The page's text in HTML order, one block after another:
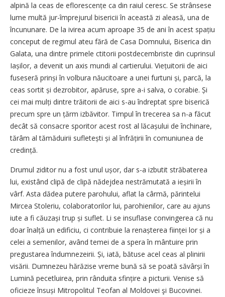
alpină la ceas de eflorescențe ca din raiul ceresc. Se strânsese
lume multă jur-împrejurul bisericii în această zi aleasă, una de
încununare. De la ivirea acum aproape 35 de ani în acest spațiu
conceput de regimul ateu fără de Casa Domnului, Biserica din
Galata, una dintre primele ctitorii postdecembriste din cuprinsul
Iașilor, a devenit un axis mundi al cartierului. Viețuitorii de aici
fuseseră prinși în volbura năucitoare a unei furtuni și, parcă, la
ceas sortit și dezrobitor, apăruse, spre a-i salva, o corabie. Și
cei mai mulți dintre trăitorii de aici s-au îndreptat spre biserică
precum spre un țărm izbăvitor. Timpul în trecerea sa n-a făcut
decât să consacre sporitor acest rost al lăcașului de închinare,
tărâm al tămăduirii sufletești și al înfrățirii în comuniunea de
credință.
Drumul ziditor nu a fost unul ușor, dar s-a izbutit străbaterea
lui, existând clipă de clipă nădejdea nestrămutată a ieșirii în
vârf. Asta dădea putere parohului, aflat la cârmă, părintelui
Mircea Stoleriu, colaboratorilor lui, parohienilor, care au ajuns
iute a fi căuzași trup și suflet. Li se insuflase convingerea că nu
doar înalță un edificiu, ci contribuie la renașterea ființei lor și a
celei a semenilor, având temei de a spera în mântuire prin
pregustarea îndumnezeirii. Și, iată, bătuse acel ceas al plinirii
visării. Dumnezeu hărăzise vreme bună să se poată săvârși în
Lumină pecetluirea, prin rânduita sfințire a picturii. Venise să
oficieze însuși Mitropolitul Teofan al Moldovei şi Bucovinei.